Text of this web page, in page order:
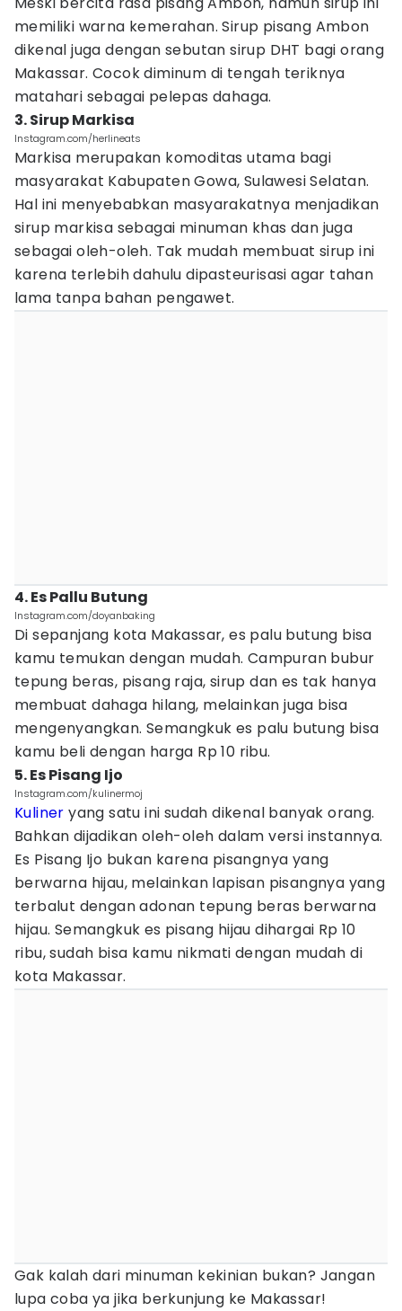
memiliki warna kemerahan. Sirup pisang Ambon
dikenal juga dengan sebutan sirup DHT bagi orang
Makassar. Cocok diminum di tengah teriknya
matahari sebagai pelepas dahaga.
3. Sirup Markisa
Instagram.com/herlineats
Markisa merupakan komoditas utama bagi
masyarakat Kabupaten Gowa, Sulawesi Selatan.
Hal ini menyebabkan masyarakatnya menjadikan
sirup markisa sebagai minuman khas dan juga
sebagai oleh-oleh. Tak mudah membuat sirup ini
karena terlebih dahulu dipasteurisasi agar tahan
lama tanpa bahan pengawet.
4. Es Pallu Butung
Instagram.com/doyanbaking
Di sepanjang kota Makassar, es palu butung bisa
kamu temukan dengan mudah. Campuran bubur
tepung beras, pisang raja, sirup dan es tak hanya
membuat dahaga hilang, melainkan juga bisa
mengenyangkan. Semangkuk es palu butung bisa
kamu beli dengan harga Rp 10 ribu.
5. Es Pisang Ijo
Instagram.com/kulinermoj
Kuliner yang satu ini sudah dikenal banyak orang.
Bahkan dijadikan oleh-oleh dalam versi instannya.
Es Pisang Ijo bukan karena pisangnya yang
berwarna hijau, melainkan lapisan pisangnya yang
terbalut dengan adonan tepung beras berwarna
hijau. Semangkuk es pisang hijau dihargai Rp 10
ribu, sudah bisa kamu nikmati dengan mudah di
kota Makassar.
Gak kalah dari minuman kekinian bukan? Jangan
lupa coba ya jika berkunjung ke Makassar!